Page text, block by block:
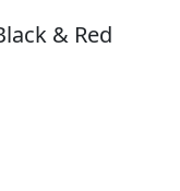
& Red